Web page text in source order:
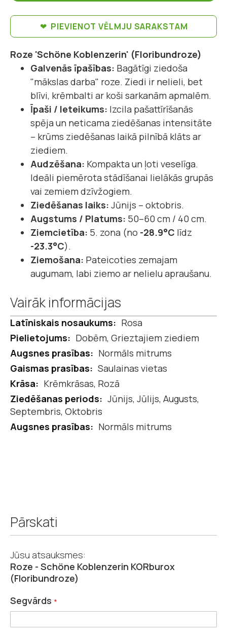
PIEVIENOT VĒLMJU SARAKSTAM
Roze 'Schöne Koblenzerin' (Floribundroze)
Galvenās īpašības: Bagātīgi ziedoša
"mākslas darba" roze. Ziedi ir nelieli, bet
blīvi, krēmbalti ar koši sarkanām apmalēm.
Īpaši / Ieteikums: Izcila pašattīrīšanās
spēja un neticama ziedēšanas intensitāte
– krūms ziedēšanas laikā pilnībā klāts ar
ziediem.
Audzēšana: Kompakta un ļoti veselīga.
Ideāli piemērota stādīšanai lielākās grupās
vai zemiem dzīvžogiem.
Ziedēšanas laiks: Jūnijs – oktobris.
Augstums / Platums: 50–60 cm / 40 cm.
Ziemcietība: 5. zona (no -28.9°C līdz
-23.3°C).
Ziemošana: Pateicoties zemajam
augumam, labi ziemo ar nelielu apraušanu.
Vairāk informācijas
Vairāk
informācijas
Rosa
Dobēm, Grieztajiem ziediem
Normāls mitrums
Saulainas vietas
Krēmkrāsas, Rozā
Jūnijs, Jūlijs, Augusts,
Septembris, Oktobris
Normāls mitrums
Pārskati
Jūsu atsauksmes:
Roze - Schöne Koblenzerin KORburox
(Floribundroze)
Segvārds